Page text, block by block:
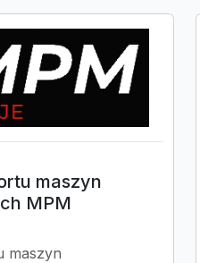
maszyn
MPM
maszyn